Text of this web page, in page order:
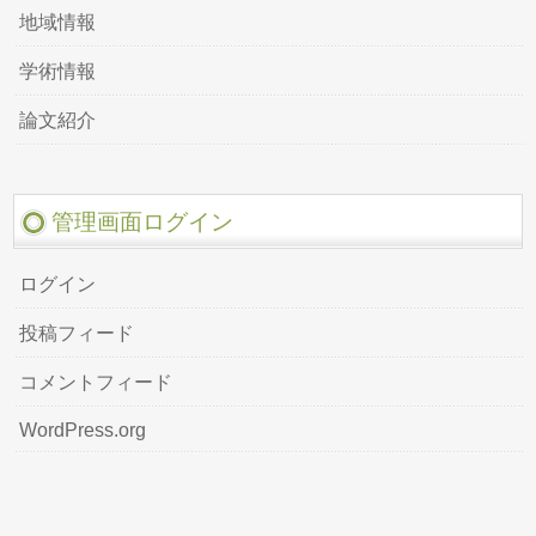
地域情報
学術情報
論文紹介
管理画面ログイン
ログイン
投稿フィード
コメントフィード
WordPress.org